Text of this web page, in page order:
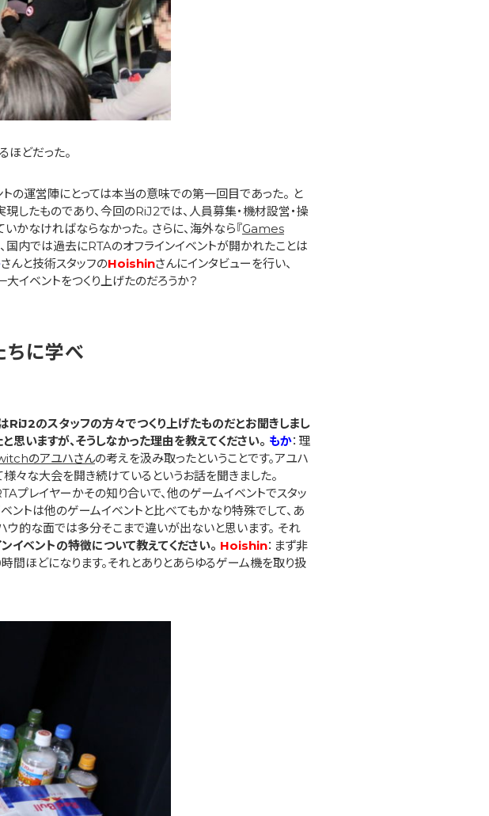
ほどだった。
の運営陣にとっては本当の意味での第一回目であった。 と
したものであり、今回のRiJ2では、人員募集・機材設営・操
かなければならなかった。 さらに、海外なら『Games
国内では過去にRTAのオフラインイベントが開かれたことは
さんと技術スタッフのHoishinさんにインタビューを行い、
イベントをつくり上げたのだろうか？
に学べ
RiJ2のスタッフの方々でつくり上げたものだとお聞きしまし
いますが、そうしなかった理由を教えてください。 もか：理
のアユハさんの考えを汲み取ったということです。アユハ
々な大会を開き続けているというお話を聞きました。
プレイヤーかその知り合いで、他のゲームイベントでスタッ
ントは他のゲームイベントと比べてもかなり特殊でして、あ
ウ的な面では多分そこまで違いが出ないと思います。 それ
イベントの特徴について教えてください。 Hoishin：まず非
間ほどになります。それとありとあらゆるゲーム機を取り扱